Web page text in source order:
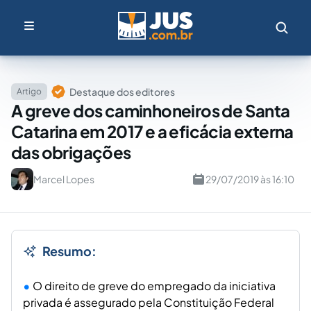
Artigo Destaque dos editores
A greve dos caminhoneiros de Santa
Catarina em 2017 e a eficácia externa
das obrigações
Marcel Lopes 29/07/2019 às 16:10
Resumo:
O direito de greve do empregado da iniciativa
privada é assegurado pela Constituição Federal